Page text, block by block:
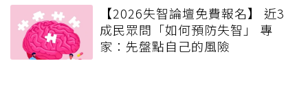
【2026失智論壇免費報名】 近3
成民眾問「如何預防失智」 專
家：先盤點自己的風險